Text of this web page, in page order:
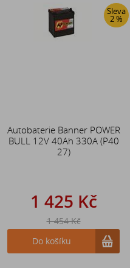
Sleva
2 %
Autobaterie Banner POWER
BULL 12V 40Ah 330A (P40
27)
1 425 Kč
1 454 Kč
Do košíku